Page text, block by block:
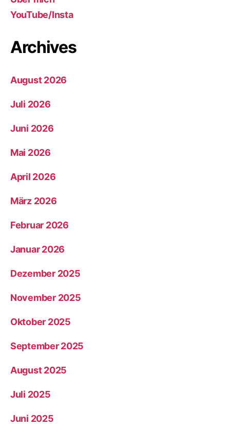
YouTube/Insta
Archives
August 2026
Juli 2026
Juni 2026
Mai 2026
April 2026
März 2026
Februar 2026
Januar 2026
Dezember 2025
November 2025
Oktober 2025
September 2025
August 2025
Juli 2025
Juni 2025